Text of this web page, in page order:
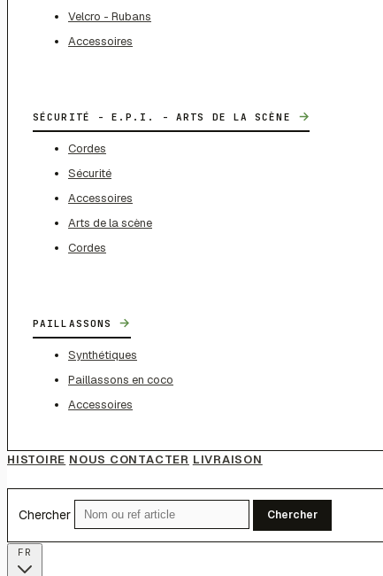
Velcro - Rubans
Accessoires
SÉCURITÉ - E.P.I. - ARTS DE LA SCÈNE →
Cordes
Sécurité
Accessoires
Arts de la scène
Cordes
PAILLASSONS →
Synthétiques
Paillassons en coco
Accessoires
HISTOIRE NOUS CONTACTER LIVRAISON
Chercher Chercher